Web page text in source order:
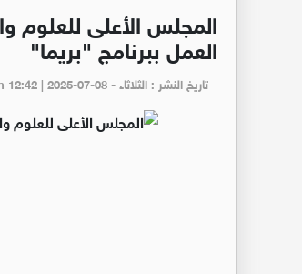
المجلس الأعلى للعلوم
العمل ببرنامج "بريما"
تاريخ النشر : الثلاثاء - pm 12:42 | 2025-07-08